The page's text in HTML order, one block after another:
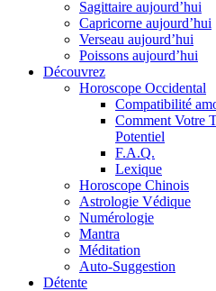
Sagittaire aujourd’hui
Capricorne aujourd’hui
Verseau aujourd’hui
Poissons aujourd’hui
Découvrez
Horoscope Occidental
Compatibilité
Comment Votre
Potentiel
F.A.Q.
Lexique
Horoscope Chinois
Astrologie Védique
Numérologie
Mantra
Méditation
Auto-Suggestion
Détente